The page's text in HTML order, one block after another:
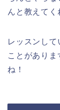
んと教えてく
レッスンして
ことがあり
ね！